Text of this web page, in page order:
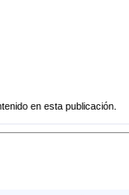
en esta publicación.